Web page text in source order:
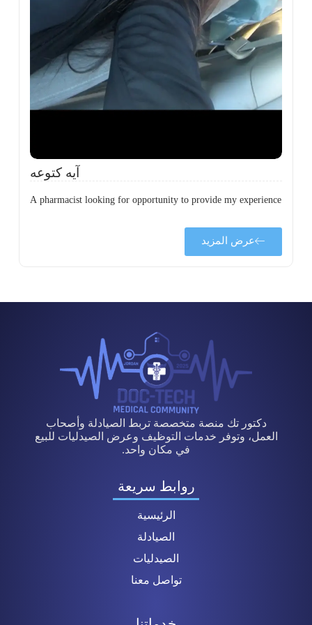
آيه كتوعه
A pharmacist looking for opportunity to provide my experience
عرض المزيد
دكتور تك منصة متخصصة تربط الصيادلة وأصحاب
العمل، وتوفر خدمات التوظيف وعرض الصيدليات للبيع
في مكان واحد.
روابط سريعة
الرئيسية
الصيادلة
الصيدليات
تواصل معنا